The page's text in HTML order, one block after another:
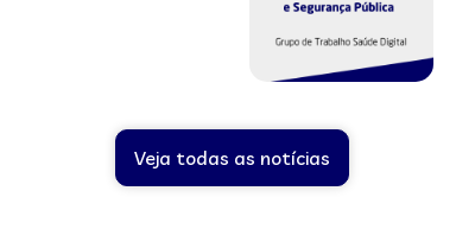
Veja todas as notícias